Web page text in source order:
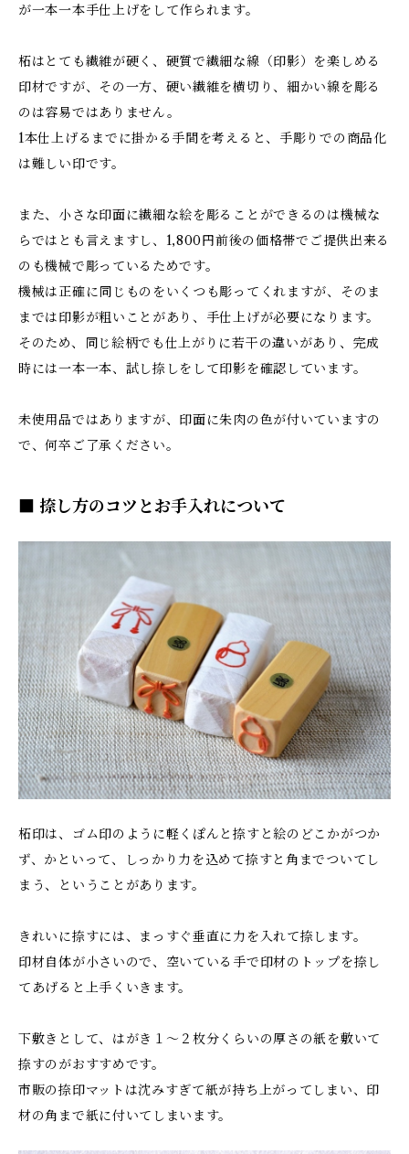
が一本一本手仕上げをして作られます。
柘はとても繊維が硬く、硬質で繊細な線（印影）を楽しめる
印材ですが、その一方、硬い繊維を横切り、細かい線を彫る
のは容易ではありません。
1本仕上げるまでに掛かる手間を考えると、手彫りでの商品化
は難しい印です。
また、小さな印面に繊細な絵を彫ることができるのは機械な
らではとも言えますし、1,800円前後の価格帯でご提供出来る
のも機械で彫っているためです。
機械は正確に同じものをいくつも彫ってくれますが、そのま
までは印影が粗いことがあり、手仕上げが必要になります。
そのため、同じ絵柄でも仕上がりに若干の違いがあり、完成
時には一本一本、試し捺しをして印影を確認しています。
未使用品ではありますが、印面に朱肉の色が付いていますの
で、何卒ご了承ください。
■ 捺し方のコツとお手入れについて
柘印は、ゴム印のように軽くぽんと捺すと絵のどこかがつか
ず、かといって、しっかり力を込めて捺すと角までついてし
まう、ということがあります。
きれいに捺すには、まっすぐ垂直に力を入れて捺します。
印材自体が小さいので、空いている手で印材のトップを捺し
てあげると上手くいきます。
下敷きとして、はがき１〜２枚分くらいの厚さの紙を敷いて
捺すのがおすすめです。
市販の捺印マットは沈みすぎて紙が持ち上がってしまい、印
材の角まで紙に付いてしまいます。